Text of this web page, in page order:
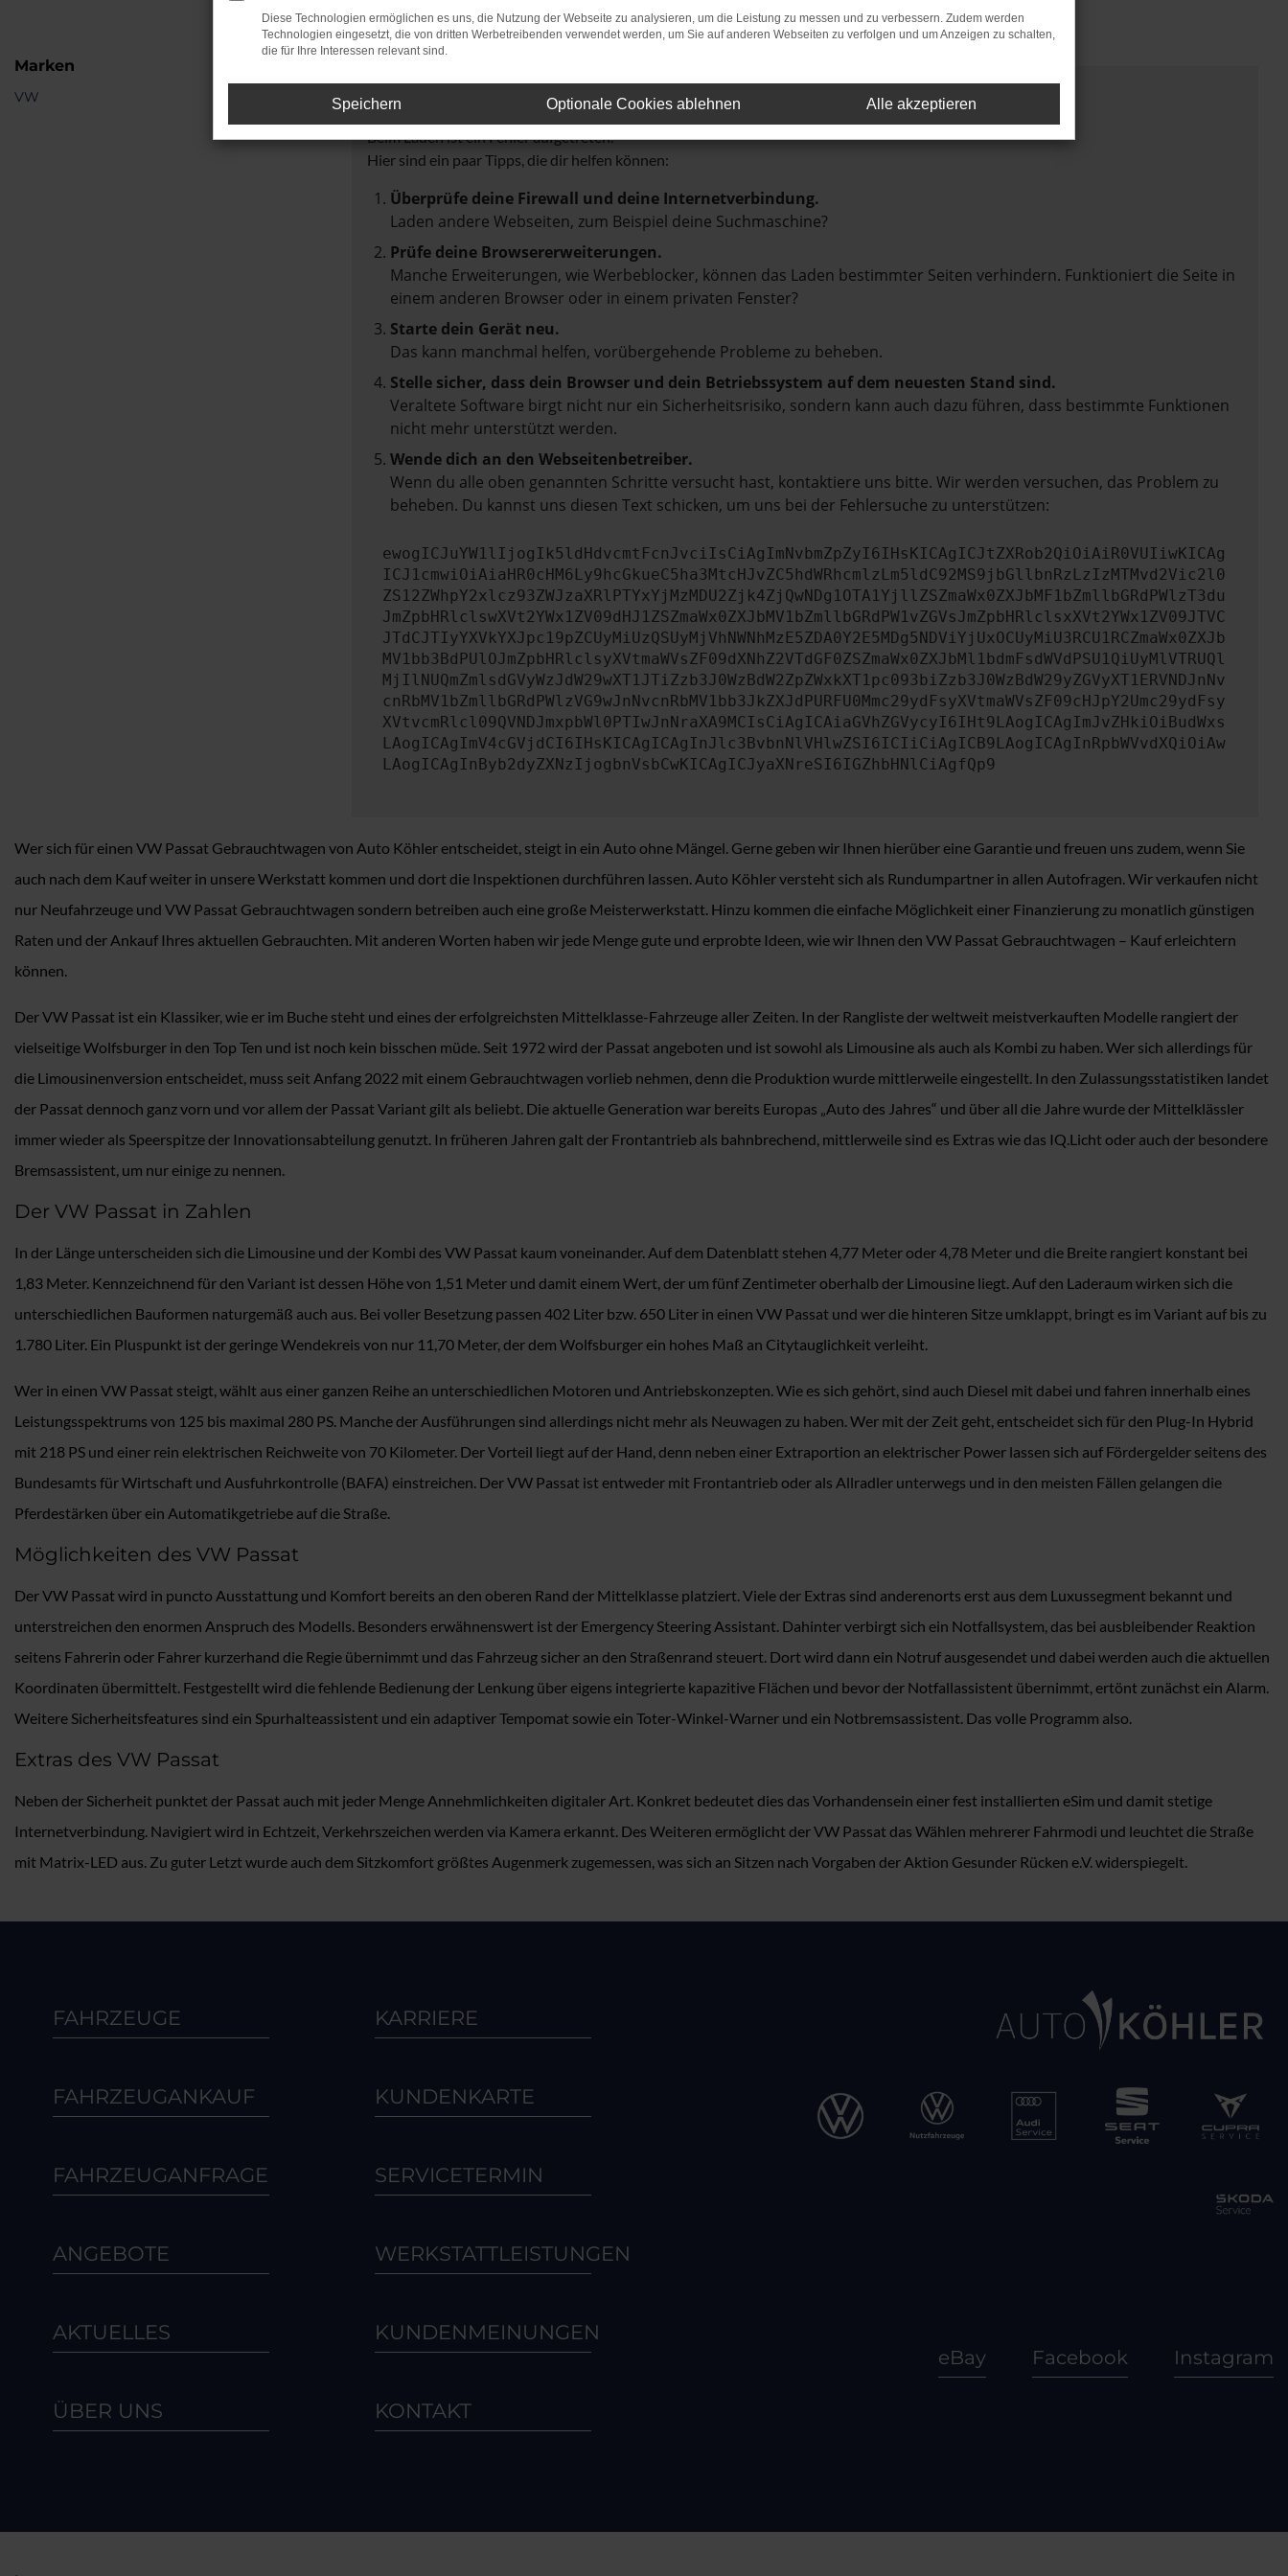
Marken
VW Fehler: Network Error
Beim Laden ist ein Fehler aufgetreten.
Hier sind ein paar Tipps, die dir helfen können:
Überprüfe deine Firewall und deine Internetverbindung.
Laden andere Webseiten, zum Beispiel deine Suchmaschine?
Prüfe deine Browsererweiterungen.
Manche Erweiterungen, wie Werbeblocker, können das Laden bestimmter Seiten verhindern. Funktioniert die Seite in
einem anderen Browser oder in einem privaten Fenster?
Starte dein Gerät neu.
Das kann manchmal helfen, vorübergehende Probleme zu beheben.
Stelle sicher, dass dein Browser und dein Betriebssystem auf dem neuesten Stand sind.
Veraltete Software birgt nicht nur ein Sicherheitsrisiko, sondern kann auch dazu führen, dass bestimmte Funktionen
nicht mehr unterstützt werden.
Wende dich an den Webseitenbetreiber.
Wenn du alle oben genannten Schritte versucht hast, kontaktiere uns bitte. Wir werden versuchen, das Problem zu
beheben. Du kannst uns diesen Text schicken, um uns bei der Fehlersuche zu unterstützen:
ewogICJuYW1lIjogIk5ldHdvcmtFcnJvciIsCiAgImNvbmZpZyI6IHsKICAgICJtZXRob2QiOiAiR0VUIiwKICAg
ICJ1cmwiOiAiaHR0cHM6Ly9hcGkueC5ha3MtcHJvZC5hdWRhcmlzLm5ldC92MS9jbGllbnRzLzIzMTMvd2Vic2l0
ZS12ZWhpY2xlcz93ZWJzaXRlPTYxYjMzMDU2Zjk4ZjQwNDg1OTA1YjllZSZmaWx0ZXJbMF1bZmllbGRdPWlzT3du
JmZpbHRlclswXVt2YWx1ZV09dHJ1ZSZmaWx0ZXJbMV1bZmllbGRdPW1vZGVsJmZpbHRlclsxXVt2YWx1ZV09JTVC
JTdCJTIyYXVkYXJpc19pZCUyMiUzQSUyMjVhNWNhMzE5ZDA0Y2E5MDg5NDViYjUxOCUyMiU3RCU1RCZmaWx0ZXJb
MV1bb3BdPUlOJmZpbHRlclsyXVtmaWVsZF09dXNhZ2VTdGF0ZSZmaWx0ZXJbMl1bdmFsdWVdPSU1QiUyMlVTRUQl
MjIlNUQmZmlsdGVyWzJdW29wXT1JTiZzb3J0WzBdW2ZpZWxkXT1pc093biZzb3J0WzBdW29yZGVyXT1ERVNDJnNv
cnRbMV1bZmllbGRdPWlzVG9wJnNvcnRbMV1bb3JkZXJdPURFU0Mmc29ydFsyXVtmaWVsZF09cHJpY2Umc29ydFsy
XVtvcmRlcl09QVNDJmxpbWl0PTIwJnNraXA9MCIsCiAgICAiaGVhZGVycyI6IHt9LAogICAgImJvZHkiOiBudWxs
LAogICAgImV4cGVjdCI6IHsKICAgICAgInJlc3BvbnNlVHlwZSI6ICIiCiAgICB9LAogICAgInRpbWVvdXQiOiAw
LAogICAgInByb2dyZXNzIjogbnVsbCwKICAgICJyaXNreSI6IGZhbHNlCiAgfQp9
Wer sich für einen VW Passat Gebrauchtwagen von Auto Köhler entscheidet, steigt in ein Auto ohne Mängel. Gerne geben wir Ihnen hierüber eine Garantie und freuen uns zudem, wenn Sie
auch nach dem Kauf weiter in unsere Werkstatt kommen und dort die Inspektionen durchführen lassen. Auto Köhler versteht sich als Rundumpartner in allen Autofragen. Wir verkaufen nicht
nur Neufahrzeuge und VW Passat Gebrauchtwagen sondern betreiben auch eine große Meisterwerkstatt. Hinzu kommen die einfache Möglichkeit einer Finanzierung zu monatlich günstigen
Raten und der Ankauf Ihres aktuellen Gebrauchten. Mit anderen Worten haben wir jede Menge gute und erprobte Ideen, wie wir Ihnen den VW Passat Gebrauchtwagen – Kauf erleichtern
können.
Der VW Passat ist ein Klassiker, wie er im Buche steht und eines der erfolgreichsten Mittelklasse-Fahrzeuge aller Zeiten. In der Rangliste der weltweit meistverkauften Modelle rangiert der
vielseitige Wolfsburger in den Top Ten und ist noch kein bisschen müde. Seit 1972 wird der Passat angeboten und ist sowohl als Limousine als auch als Kombi zu haben. Wer sich allerdings für
die Limousinenversion entscheidet, muss seit Anfang 2022 mit einem Gebrauchtwagen vorlieb nehmen, denn die Produktion wurde mittlerweile eingestellt. In den Zulassungsstatistiken landet
der Passat dennoch ganz vorn und vor allem der Passat Variant gilt als beliebt. Die aktuelle Generation war bereits Europas „Auto des Jahres“ und über all die Jahre wurde der Mittelklässler
immer wieder als Speerspitze der Innovationsabteilung genutzt. In früheren Jahren galt der Frontantrieb als bahnbrechend, mittlerweile sind es Extras wie das IQ.Licht oder auch der besondere
Bremsassistent, um nur einige zu nennen.
Der VW Passat in Zahlen
In der Länge unterscheiden sich die Limousine und der Kombi des VW Passat kaum voneinander. Auf dem Datenblatt stehen 4,77 Meter oder 4,78 Meter und die Breite rangiert konstant bei
1,83 Meter. Kennzeichnend für den Variant ist dessen Höhe von 1,51 Meter und damit einem Wert, der um fünf Zentimeter oberhalb der Limousine liegt. Auf den Laderaum wirken sich die
unterschiedlichen Bauformen naturgemäß auch aus. Bei voller Besetzung passen 402 Liter bzw. 650 Liter in einen VW Passat und wer die hinteren Sitze umklappt, bringt es im Variant auf bis zu
1.780 Liter. Ein Pluspunkt ist der geringe Wendekreis von nur 11,70 Meter, der dem Wolfsburger ein hohes Maß an Citytauglichkeit verleiht.
Wer in einen VW Passat steigt, wählt aus einer ganzen Reihe an unterschiedlichen Motoren und Antriebskonzepten. Wie es sich gehört, sind auch Diesel mit dabei und fahren innerhalb eines
Leistungsspektrums von 125 bis maximal 280 PS. Manche der Ausführungen sind allerdings nicht mehr als Neuwagen zu haben. Wer mit der Zeit geht, entscheidet sich für den Plug-In Hybrid
mit 218 PS und einer rein elektrischen Reichweite von 70 Kilometer. Der Vorteil liegt auf der Hand, denn neben einer Extraportion an elektrischer Power lassen sich auf Fördergelder seitens des
Bundesamts für Wirtschaft und Ausfuhrkontrolle (BAFA) einstreichen. Der VW Passat ist entweder mit Frontantrieb oder als Allradler unterwegs und in den meisten Fällen gelangen die
Pferdestärken über ein Automatikgetriebe auf die Straße.
Möglichkeiten des VW Passat
Der VW Passat wird in puncto Ausstattung und Komfort bereits an den oberen Rand der Mittelklasse platziert. Viele der Extras sind anderenorts erst aus dem Luxussegment bekannt und
unterstreichen den enormen Anspruch des Modells. Besonders erwähnenswert ist der Emergency Steering Assistant. Dahinter verbirgt sich ein Notfallsystem, das bei ausbleibender Reaktion
seitens Fahrerin oder Fahrer kurzerhand die Regie übernimmt und das Fahrzeug sicher an den Straßenrand steuert. Dort wird dann ein Notruf ausgesendet und dabei werden auch die aktuellen
Koordinaten übermittelt. Festgestellt wird die fehlende Bedienung der Lenkung über eigens integrierte kapazitive Flächen und bevor der Notfallassistent übernimmt, ertönt zunächst ein Alarm.
Weitere Sicherheitsfeatures sind ein Spurhalteassistent und ein adaptiver Tempomat sowie ein Toter-Winkel-Warner und ein Notbremsassistent. Das volle Programm also.
Extras des VW Passat
Neben der Sicherheit punktet der Passat auch mit jeder Menge Annehmlichkeiten digitaler Art. Konkret bedeutet dies das Vorhandensein einer fest installierten eSim und damit stetige
Internetverbindung. Navigiert wird in Echtzeit, Verkehrszeichen werden via Kamera erkannt. Des Weiteren ermöglicht der VW Passat das Wählen mehrerer Fahrmodi und leuchtet die Straße
mit Matrix-LED aus. Zu guter Letzt wurde auch dem Sitzkomfort größtes Augenmerk zugemessen, was sich an Sitzen nach Vorgaben der Aktion Gesunder Rücken e.V. widerspiegelt.
FAHRZEUGE
FAHRZEUGANKAUF
FAHRZEUGANFRAGE
ANGEBOTE
AKTUELLES
ÜBER UNS
KARRIERE
KUNDENKARTE
SERVICETERMIN
WERKSTATTLEISTUNGEN
KUNDENMEINUNGEN
KONTAKT
eBay Facebook Instagram
Diese Technologien ermöglichen es uns, die Nutzung der Webseite zu analysieren, um die Leistung zu messen und zu verbessern. Zudem werden
Technologien eingesetzt, die von dritten Werbetreibenden verwendet werden, um Sie auf anderen Webseiten zu verfolgen und um Anzeigen zu schalten,
die für Ihre Interessen relevant sind.
Speichern Optionale Cookies ablehnen Alle akzeptieren